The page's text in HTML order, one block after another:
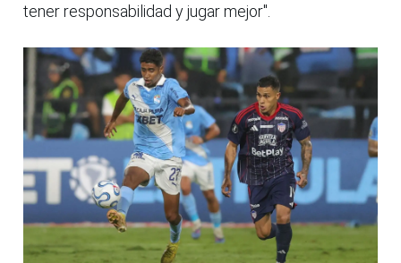
tener responsabilidad y jugar mejor".